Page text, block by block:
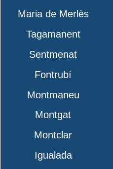
Maria de Merlès
Tagamanent
Sentmenat
Fontrubí
Montmaneu
Montgat
Montclar
Igualada